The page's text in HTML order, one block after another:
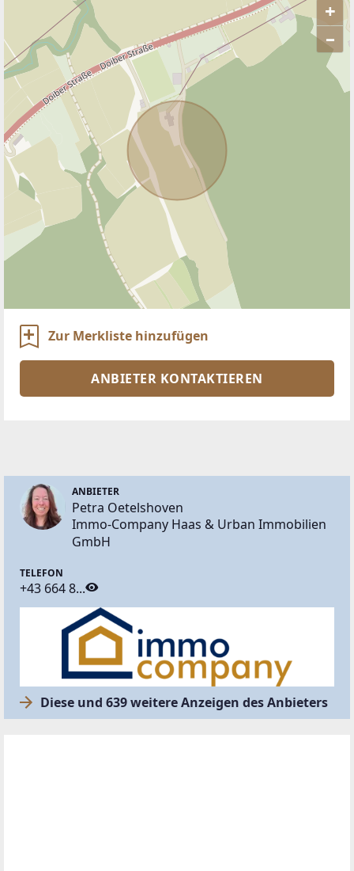
+
–
ANBIETER KONTAKTIEREN
Zur Merkliste hinzufügen
ANBIETER KONTAKTIEREN
ANBIETER
Petra Oetelshoven
Immo-Company Haas & Urban Immobilien
GmbH
TELEFON
+43 664 8...
Diese und 639 weitere Anzeigen des Anbieters